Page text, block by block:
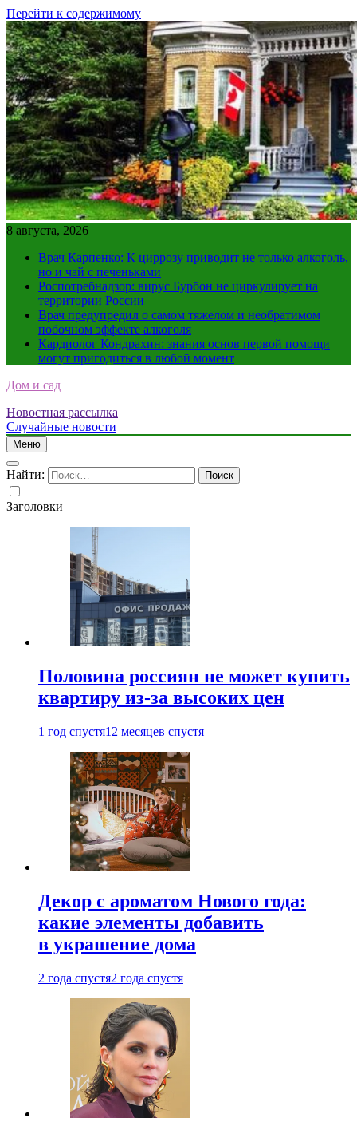
Перейти к содержимому
8 августа, 2026
Врач Карпенко: К циррозу приводит не только алкоголь,
но и чай с печеньками
Роспотребнадзор: вирус Бурбон не циркулирует на
территории России
Врач предупредил о самом тяжелом и необратимом
побочном эффекте алкоголя
Кардиолог Кондрахин: знания основ первой помощи
могут пригодиться в любой момент
Дом и сад
Новостная рассылка
Случайные новости
Меню
Найти:
Заголовки
Половина россиян не может купить
квартиру из-за высоких цен
1 год спустя12 месяцев спустя
Декор с ароматом Нового года:
какие элементы добавить
в украшение дома
2 года спустя2 года спустя